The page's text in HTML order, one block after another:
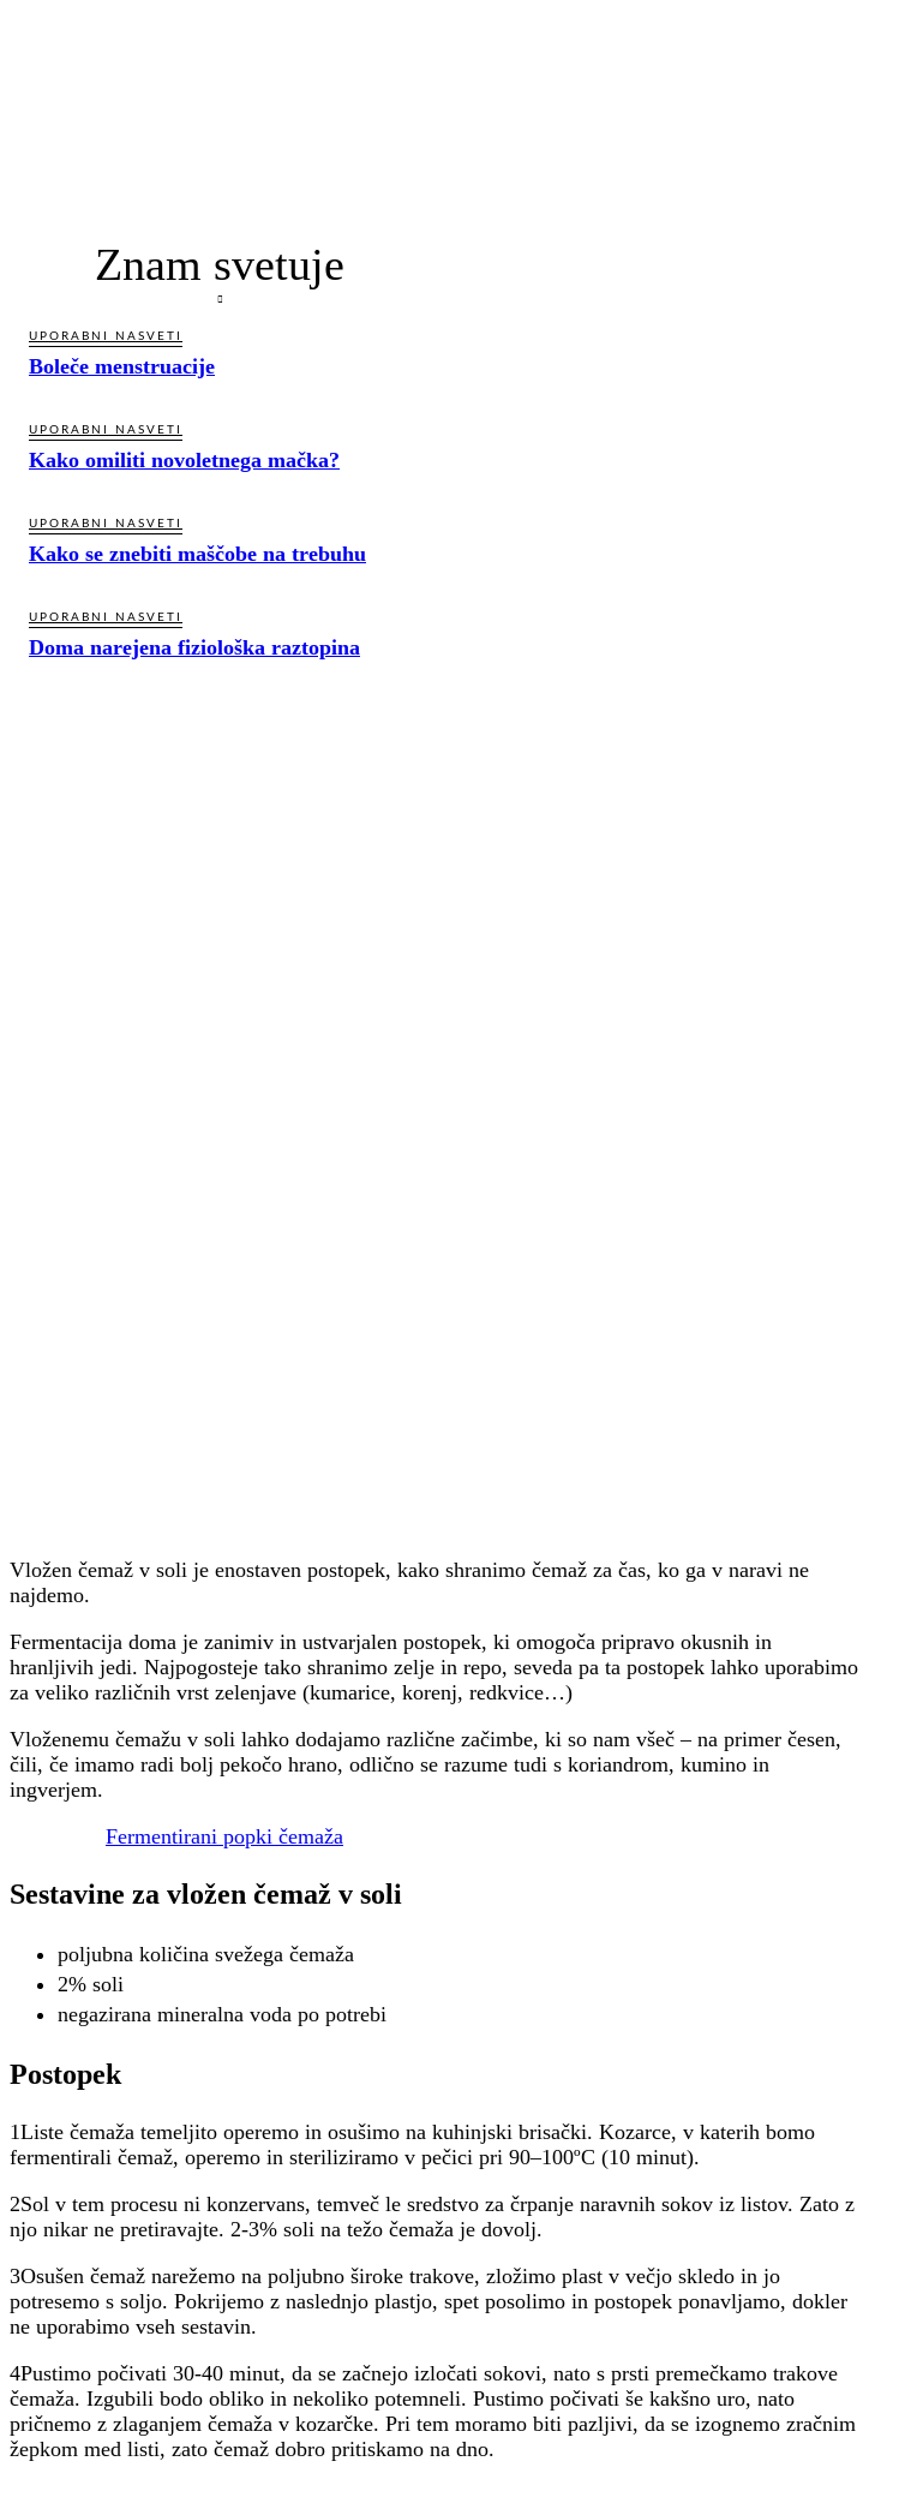
Znam svetuje
UPORABNI NASVETI
Boleče menstruacije
UPORABNI NASVETI
Kako omiliti novoletnega mačka?
UPORABNI NASVETI
Kako se znebiti maščobe na trebuhu
UPORABNI NASVETI
Doma narejena fiziološka raztopina
Vložen čemaž v soli je enostaven postopek, kako shranimo čemaž za čas, ko ga v naravi ne
najdemo.
Fermentacija doma je zanimiv in ustvarjalen postopek, ki omogoča pripravo okusnih in
hranljivih jedi. Najpogosteje tako shranimo zelje in repo, seveda pa ta postopek lahko uporabimo
za veliko različnih vrst zelenjave (kumarice, korenj, redkvice…)
Vloženemu čemažu v soli lahko dodajamo različne začimbe, ki so nam všeč – na primer česen,
čili, če imamo radi bolj pekočo hrano, odlično se razume tudi s koriandrom, kumino in
ingverjem.
Fermentirani popki čemaža
Sestavine za vložen čemaž v soli
poljubna količina svežega čemaža
2% soli
negazirana mineralna voda po potrebi
Postopek
1Liste čemaža temeljito operemo in osušimo na kuhinjski brisački. Kozarce, v katerih bomo
fermentirali čemaž, operemo in steriliziramo v pečici pri 90–100ºC (10 minut).
2Sol v tem procesu ni konzervans, temveč le sredstvo za črpanje naravnih sokov iz listov. Zato z
njo nikar ne pretiravajte. 2-3% soli na težo čemaža je dovolj.
3Osušen čemaž narežemo na poljubno široke trakove, zložimo plast v večjo skledo in jo
potresemo s soljo. Pokrijemo z naslednjo plastjo, spet posolimo in postopek ponavljamo, dokler
ne uporabimo vseh sestavin.
4Pustimo počivati 30-40 minut, da se začnejo izločati sokovi, nato s prsti premečkamo trakove
čemaža. Izgubili bodo obliko in nekoliko potemneli. Pustimo počivati še kakšno uro, nato
pričnemo z zlaganjem čemaža v kozarčke. Pri tem moramo biti pazljivi, da se izognemo zračnim
žepkom med listi, zato čemaž dobro pritiskamo na dno.